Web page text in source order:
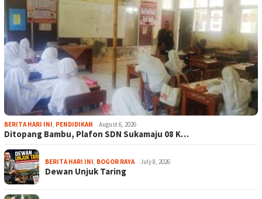
BERITA HARI INI, PENDIDIKAN August 6, 2026
Ditopang Bambu, Plafon SDN Sukamaju 08 K…
BERITA HARI INI, BOGOR RAYA July 8, 2026
Dewan Unjuk Taring